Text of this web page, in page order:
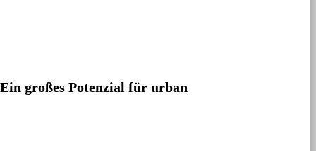
großes Potenzial für urban